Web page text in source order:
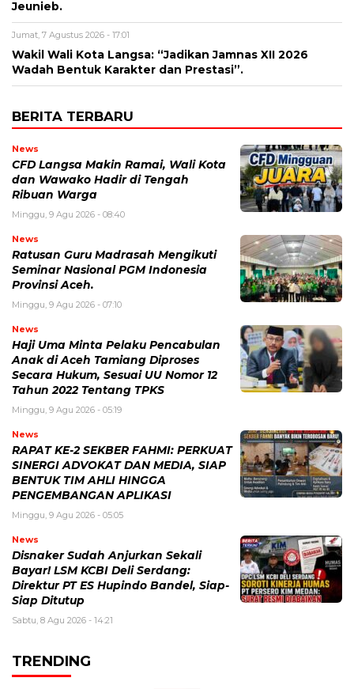
Jeunieb.
Jumat, 7 Agustus 2026 - 17:01
Wakil Wali Kota Langsa: “Jadikan Jamnas XII 2026
Wadah Bentuk Karakter dan Prestasi”.
BERITA TERBARU
News
CFD Langsa Makin Ramai, Wali Kota
dan Wawako Hadir di Tengah
Ribuan Warga
Minggu, 9 Agu 2026 - 08:40
News
Ratusan Guru Madrasah Mengikuti
Seminar Nasional PGM Indonesia
Provinsi Aceh.
Minggu, 9 Agu 2026 - 07:10
News
Haji Uma Minta Pelaku Pencabulan
Anak di Aceh Tamiang Diproses
Secara Hukum, Sesuai UU Nomor 12
Tahun 2022 Tentang TPKS
Minggu, 9 Agu 2026 - 05:19
News
RAPAT KE-2 SEKBER FAHMI: PERKUAT
SINERGI ADVOKAT DAN MEDIA, SIAP
BENTUK TIM AHLI HINGGA
PENGEMBANGAN APLIKASI
Minggu, 9 Agu 2026 - 05:05
News
Disnaker Sudah Anjurkan Sekali
Bayar! LSM KCBI Deli Serdang:
Direktur PT ES Hupindo Bandel, Siap-
Siap Ditutup
Sabtu, 8 Agu 2026 - 14:21
TRENDING